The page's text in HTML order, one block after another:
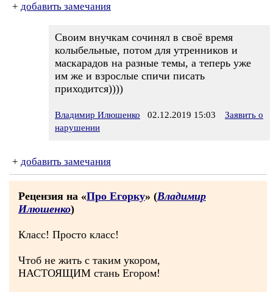
+ добавить замечания
Своим внучкам сочинял в своё время
колыбельные, потом для утренников и
маскарадов на разные темы, а теперь уже
им же и взрослые спичи писать
приходится))))
Владимир Илюшенко 02.12.2019 15:03
Заявить о
нарушении
+ добавить замечания
Рецензия на «Про Егорку» (Владимир
Илюшенко)
Класс! Просто класс!
Чтоб не жить с таким укором,
НАСТОЯЩИМ стань Егором!